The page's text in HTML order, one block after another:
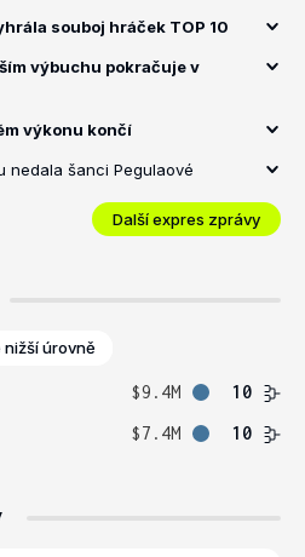
souboj hráček TOP 10
výbuchu pokračuje v
výkonu končí
nedala šanci Pegulaové
Další expres zprávy
nižší úrovně
$9.4M
10
$7.4M 10